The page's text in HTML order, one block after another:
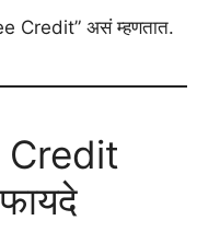
Credit” असं म्हणतात.
Credit